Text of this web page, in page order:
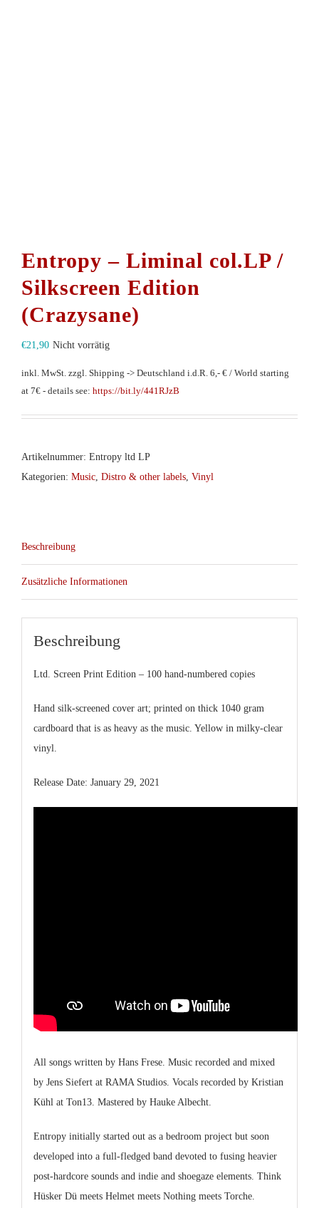
Entropy – Liminal col.LP /
Silkscreen Edition
(Crazysane)
€21,90 Nicht vorrätig
inkl. MwSt. zzgl. Shipping -> Deutschland i.d.R. 6,- € / World starting
at 7€ - details see: https://bit.ly/441RJzB
Artikelnummer: Entropy ltd LP
Kategorien: Music Distro & other labels Vinyl
Beschreibung
Zusätzliche Informationen
Beschreibung
Ltd. Screen Print Edition – 100 hand-numbered copies
Hand silk-screened cover art; printed on thick 1040 gram
cardboard that is as heavy as the music. Yellow in milky-clear
vinyl.
Release Date: January 29, 2021
All songs written by Hans Frese. Music recorded and mixed
by Jens Siefert at RAMA Studios. Vocals recorded by Kristian
Kühl at Ton13. Mastered by Hauke Albecht.
Entropy initially started out as a bedroom project but soon
developed into a full-fledged band devoted to fusing heavier
post-hardcore sounds and indie and shoegaze elements. Think
Hüsker Dü meets Helmet meets Nothing meets Torche.